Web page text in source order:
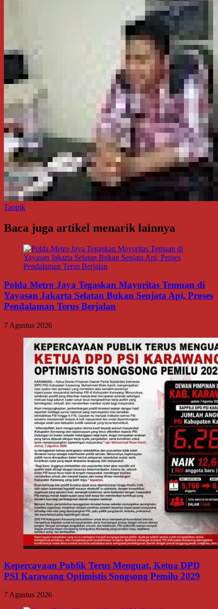
Taopik
Baca juga artikel menarik lainnya
Polda Metro Jaya Tegaskan Mayoritas Temuan di
Yayasan Jakarta Selatan Bukan Senjata Api, Proses
Pendalaman Terus Berjalan
7 Agustus 2026
Kepercayaan Publik Terus Menguat, Ketua DPD
PSI Karawang Optimistis Songsong Pemilu 2029
7 Agustus 2026